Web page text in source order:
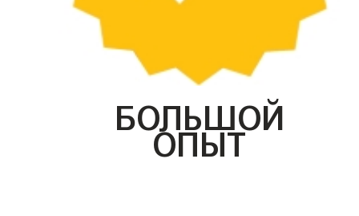
БОЛЬШОЙ
ОПЫТ